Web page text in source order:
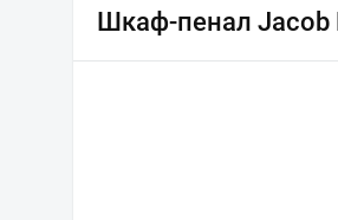
Шкаф-пенал Jacob